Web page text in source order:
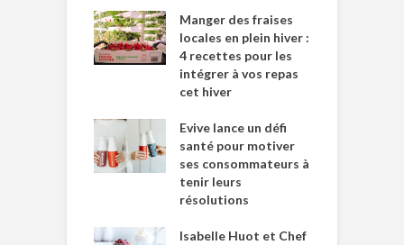
Manger des fraises
locales en plein hiver :
4 recettes pour les
intégrer à vos repas
cet hiver
Evive lance un défi
santé pour motiver
ses consommateurs à
tenir leurs
résolutions
Isabelle Huot et Chef